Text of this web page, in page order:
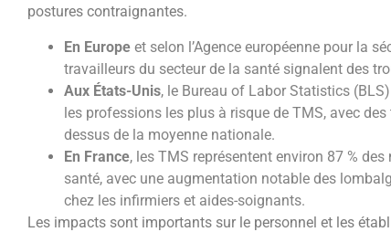
postures contraignantes.
En Europe et selon l’Agence européenne pour la
travailleurs du secteur de la santé signalent des
Aux États-Unis, le Bureau of Labor Statistics
les professions les plus à risque de TMS, avec
dessus de la moyenne nationale.
En France, les TMS représentent environ 87 %
santé, avec une augmentation notable des
chez les infirmiers et aides-soignants.
Les impacts sont importants sur le personnel et les